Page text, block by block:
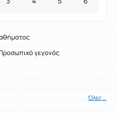
γεγονός
Όλες...